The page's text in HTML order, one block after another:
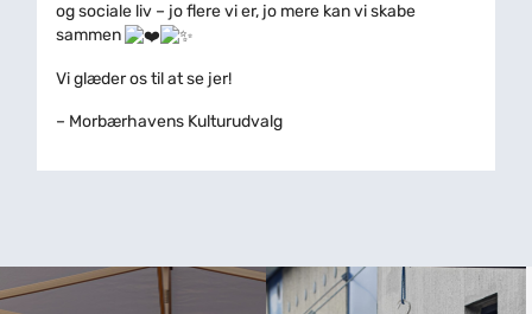
og sociale liv – jo flere vi er, jo mere kan vi skabe
sammen
Vi glæder os til at se jer!
– Morbærhavens Kulturudvalg